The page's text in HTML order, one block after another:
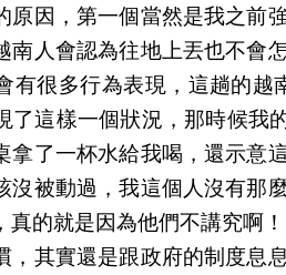
原因，第一個當然是我之前
南人會認為往地上丟也不會
有很多行為表現，這趟的
了這樣一個狀況，那時候我
拿了一杯水給我喝，還示意
沒被動過，我這個人沒有那
的就是因為他們不講究啊！
，其實還是跟政府的制度息